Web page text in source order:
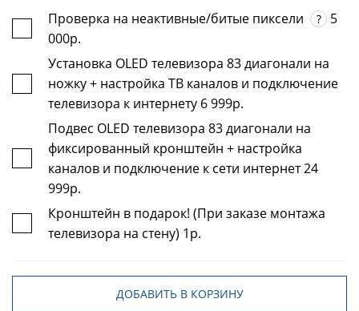
Проверка на неактивные/битые пиксели ?
5
000р.
Установка OLED телевизора 83 диагонали на
ножку + настройка ТВ каналов и подключение
телевизора к интернету 6 999р.
Подвес OLED телевизора 83 диагонали на
фиксированный кронштейн + настройка
каналов и подключение к сети интернет 24
999р.
Кронштейн в подарок! (При заказе монтажа
телевизора на стену) 1р.
ДОБАВИТЬ В КОРЗИНУ